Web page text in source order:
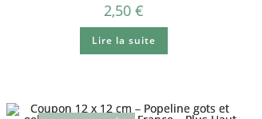
2,50 €
Lire la suite